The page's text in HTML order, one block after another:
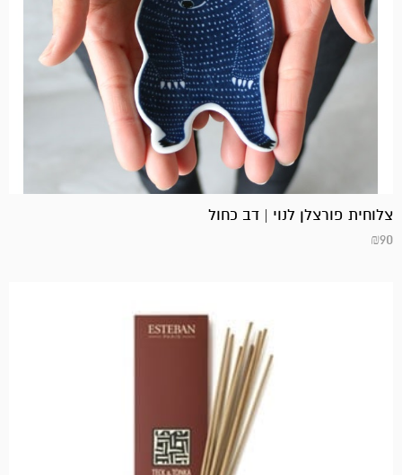
צלוחית פורצלן לנוי | דב כחול
₪90